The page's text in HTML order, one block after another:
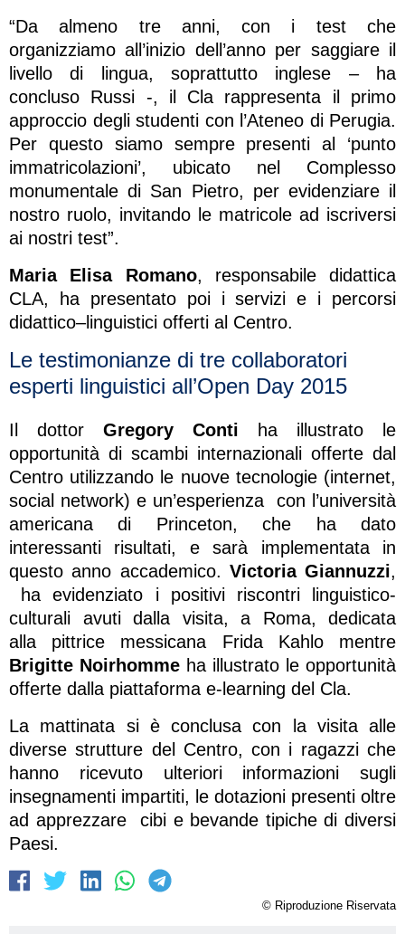
“Da almeno tre anni, con i test che
organizziamo all’inizio dell’anno per saggiare il
livello di lingua, soprattutto inglese – ha
concluso Russi -, il Cla rappresenta il primo
approccio degli studenti con l’Ateneo di Perugia.
Per questo siamo sempre presenti al ‘punto
immatricolazioni’, ubicato nel Complesso
monumentale di San Pietro, per evidenziare il
nostro ruolo, invitando le matricole ad iscriversi
ai nostri test”.
Maria Elisa Romano, responsabile didattica
CLA, ha presentato poi i servizi e i percorsi
didattico–linguistici offerti al Centro.
Le testimonianze di tre collaboratori
esperti linguistici all’Open Day 2015
Il dottor Gregory Conti
ha illustrato le
opportunità di scambi internazionali offerte dal
Centro utilizzando le nuove tecnologie (internet,
social network) e un’esperienza con l’università
americana di Princeton, che ha dato
interessanti risultati, e sarà implementata in
questo anno accademico. Victoria Giannuzzi,
ha evidenziato i positivi riscontri linguistico-
culturali avuti dalla visita, a Roma, dedicata
alla pittrice messicana Frida Kahlo mentre
Brigitte Noirhomme ha illustrato le opportunità
offerte dalla piattaforma e-learning del Cla.
La mattinata si è conclusa con la visita alle
diverse strutture del Centro, con i ragazzi che
hanno ricevuto ulteriori informazioni sugli
insegnamenti impartiti, le dotazioni presenti oltre
ad apprezzare cibi e bevande tipiche di diversi
Paesi.
© Riproduzione Riservata